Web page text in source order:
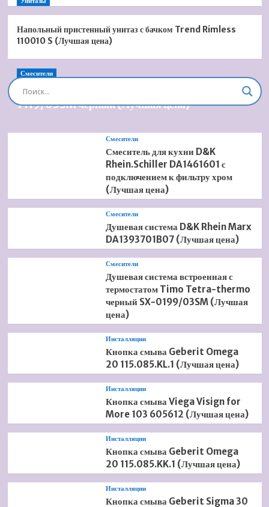
Напольный пристенный унитаз с бачком Trend Rimless
110010 S (Лучшая цена)
Смесители
Душевая система встроенная Timo Briana SX-
7119/03SM черный (Лучшая цена)
Смесители
Смеситель для кухни D&K
Rhein.Schiller DA1461601 с
подключением к фильтру хром
(Лучшая цена)
Смесители
Душевая система D&K Rhein Marx
DA1393701B07 (Лучшая цена)
Смесители
Душевая система встроенная с
термостатом Timo Tetra-thermo
черный SX-0199/03SM (Лучшая
цена)
Инсталляции
Кнопка смыва Geberit Omega
20 115.085.KL.1 (Лучшая цена)
Инсталляции
Кнопка смыва Viega Visign for
More 103 605612 (Лучшая цена)
Инсталляции
Кнопка смыва Geberit Omega
20 115.085.KK.1 (Лучшая цена)
Инсталляции
Кнопка смыва Geberit Sigma 30